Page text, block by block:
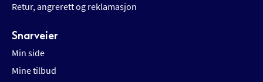
Retur, angrerett og reklamasjon
Snarveier
Min side
Mine tilbud